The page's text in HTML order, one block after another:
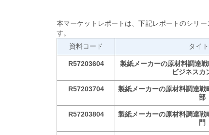
本マーケットレポートは、下記レポートのシリ
す。
資料コード
タイ
R57203604
製紙メーカーの原材料調達
ビジネスカ
R57203704
製紙メーカーの原材料調達
部
R57203804
製紙メーカーの原材料調達
門